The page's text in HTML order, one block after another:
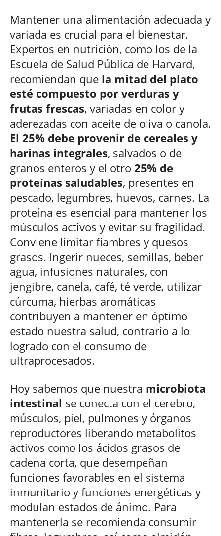
Mantener una alimentación adecuada y
variada es crucial para el bienestar.
Expertos en nutrición, como los de la
Escuela de Salud Pública de Harvard,
recomiendan que la mitad del plato
esté compuesto por verduras y
frutas frescas, variadas en color y
aderezadas con aceite de oliva o canola.
El 25% debe provenir de cereales y
harinas integrales, salvados o de
granos enteros y el otro 25% de
proteínas saludables, presentes en
pescado, legumbres, huevos, carnes. La
proteína es esencial para mantener los
músculos activos y evitar su fragilidad.
Conviene limitar fiambres y quesos
grasos. Ingerir nueces, semillas, beber
agua, infusiones naturales, con
jengibre, canela, café, té verde, utilizar
cúrcuma, hierbas aromáticas
contribuyen a mantener en óptimo
estado nuestra salud, contrario a lo
logrado con el consumo de
ultraprocesados.
Hoy sabemos que nuestra microbiota
intestinal se conecta con el cerebro,
músculos, piel, pulmones y órganos
reproductores liberando metabolitos
activos como los ácidos grasos de
cadena corta, que desempeñan
funciones favorables en el sistema
inmunitario y funciones energéticas y
modulan estados de ánimo. Para
mantenerla se recomienda consumir